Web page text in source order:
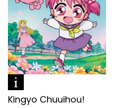
Kingyo Chuuihou!